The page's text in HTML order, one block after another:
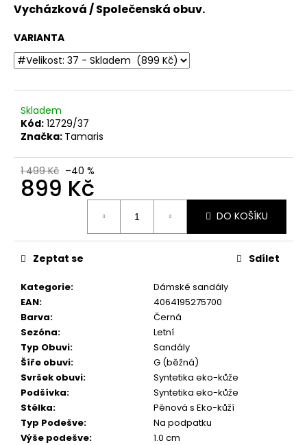
Vycházková / Společenská obuv.
VARIANTA
Skladem
Kód: 12729/37
Značka: Tamaris
1 499 Kč –40 %
899 Kč
DO KOŠÍKU
Kategorie:
Dámské sandály
EAN:
4064195275700
Barva:
Černá
Sezóna:
Letní
Typ Obuvi:
Sandály
Šíře obuvi:
G (běžná)
Svršek obuvi:
Syntetika eko-kůže
Podšívka:
Syntetika eko-kůže
Stélka:
Pěnová s Eko-kůží
Typ Podešve:
Na podpatku
Výše podešve:
1.0 cm
Zeptat se Sdílet
r
č
u
j
e
m
e
DÁMSKÉ
CELOKOŽENÉ
SANDÁLY
NA
BRINKMANN
08
699
Kč
Původně:
999
Kč